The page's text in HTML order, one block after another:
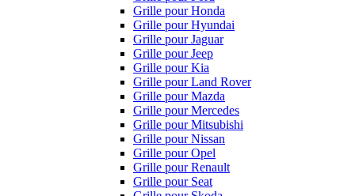
Grille pour Honda
Grille pour Hyundai
Grille pour Jaguar
Grille pour Jeep
Grille pour Kia
Grille pour Land Rover
Grille pour Mazda
Grille pour Mercedes
Grille pour Mitsubishi
Grille pour Nissan
Grille pour Opel
Grille pour Renault
Grille pour Seat